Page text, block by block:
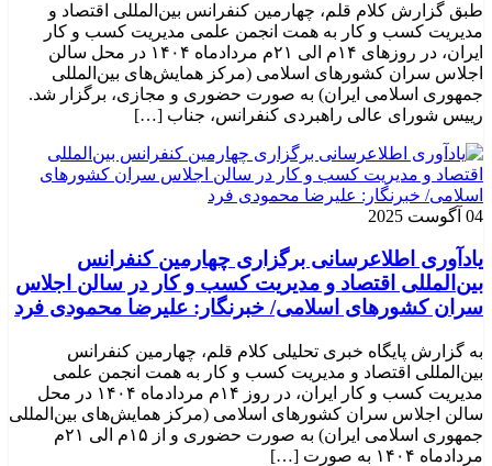
طبق گزارش کلام قلم، چهارمین کنفرانس بین‌المللی اقتصاد و
مدیریت کسب و کار به همت انجمن علمی مدیریت کسب و کار
ایران، در روزهای ۱۴م الی ۲۱م مردادماه ۱۴۰۴ در محل سالن
اجلاس سران کشورهای اسلامی (مرکز همایش‌های بین‌المللی
جمهوری اسلامی ایران) به صورت حضوری و مجازی، برگزار شد.
رییس شورای عالی راهبردی کنفرانس، جناب […]
04 آگوست 2025
یادآوری اطلاعرسانی برگزاری چهارمین کنفرانس
بین‌المللی اقتصاد و مدیریت کسب و کار در سالن اجلاس
سران کشورهای اسلامی/ خبرنگار: علیرضا محمودی فرد
به گزارش پایگاه خبری تحلیلی کلام قلم، چهارمین کنفرانس
بین‌المللی اقتصاد و مدیریت کسب و کار به همت انجمن علمی
مدیریت کسب و کار ایران، در روز ۱۴م مردادماه ۱۴۰۴ در محل
سالن اجلاس سران کشورهای اسلامی (مرکز همایش‌های بین‌المللی
جمهوری اسلامی ایران) به صورت حضوری و از ۱۵م الی ۲۱م
مردادماه ۱۴۰۴ به صورت […]